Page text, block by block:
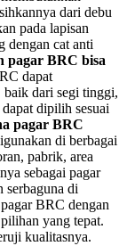
dari debu
pada lapisan
dengan cat anti
pagar BRC bisa
dapat
baik dari segi tinggi,
dipilih sesuai
pagar BRC
di berbagai
pabrik, area
sebagai pagar
serbaguna di
BRC dengan
yang tepat.
kualitasnya.